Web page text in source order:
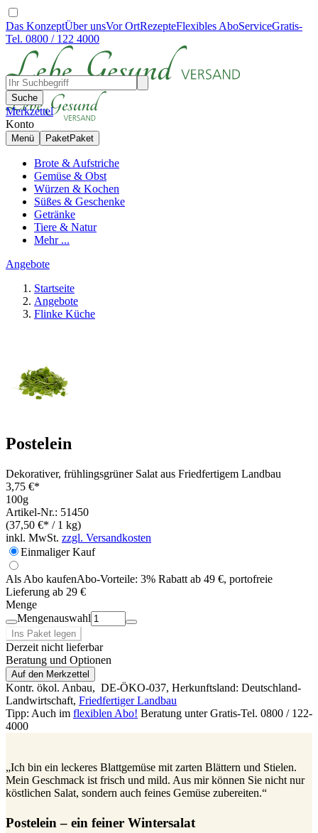
Das KonzeptÜber unsVor OrtRezepteFlexibles AboServiceGratis-
Tel. 0800 / 122 4000
Suche
Merkzettel
Konto
Menü PaketPaket
Brote & Aufstriche
Gemüse & Obst
Würzen & Kochen
Süßes & Geschenke
Getränke
Tiere & Natur
Mehr ...
Angebote
Startseite
Angebote
Flinke Küche
Postelein
Dekorativer, frühlingsgrüner Salat aus Friedfertigem Landbau
3,75 €*
100g
Artikel-Nr.: 51450
(37,50 €* / 1 kg)
inkl. MwSt. zzgl. Versandkosten
Einmaliger Kauf
Als Abo kaufenAbo-Vorteile: 3% Rabatt ab 49 €, portofreie
Lieferung ab 29 €
Menge
Mengenauswahl
Ins Paket legen
Derzeit nicht lieferbar
Beratung und Optionen
Auf den Merkzettel
Kontr. ökol. Anbau, DE-ÖKO-037, Herkunftsland: Deutschland-
Landwirtschaft, Friedfertiger Landbau
Tipp: Auch im flexiblen Abo! Beratung unter Gratis-Tel. 0800 / 122-
4000
„Ich bin ein leckeres Blattgemüse mit zarten Blättern und Stielen.
Mein Geschmack ist frisch und mild. Aus mir können Sie nicht nur
köstlichen Salat, sondern auch feines Gemüse zubereiten.“
Postelein – ein feiner Wintersalat